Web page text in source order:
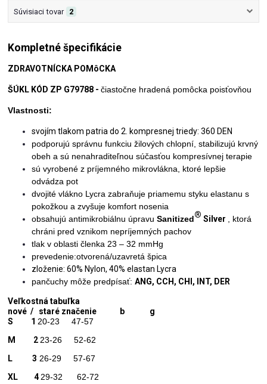
Súvisiaci tovar 2
Kompletné špecifikácie
ZDRAVOTNÍCKA POMôCKA
ŠÚKL KÓD ZP G79788 -čiastočne hradená pomôcka poisťovňou
Vlastnosti:
svojím tlakom patria do 2. kompresnej triedy: 360 DEN
podporujú správnu funkciu žilových chlopní, stabilizujú krvný
obeh a sú nenahraditeľnou súčasťou kompresívnej terapie
sú vyrobené z príjemného mikrovlákna, ktoré lepšie
odvádza pot
dvojité vlákno Lycra zabraňuje priamemu styku elastanu s
pokožkou a zvyšuje komfort nosenia
obsahujú antimikrobiálnu úpravuSanitized® Silver
, ktorá
chráni pred vznikom nepríjemných pachov
tlak v oblasti členka 23 – 32 mmHg
prevedenie:otvorená/uzavretá špica
zloženie: 60% Nylon, 40% elastan Lycra
pančuchy môže predpísať:ANG, CCH, CHI, INT, DER
Veľkostná tabuľka
nové / staré značenie b g
S 1 20-23 47-57
M 2 23-26 52-62
L 3 26-29 57-67
XL 429-32 62-72